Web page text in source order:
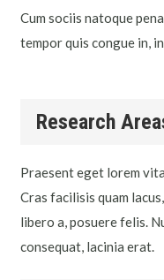
Cum sociis natoque
tempor quis congue in,
Research
Praesent eget lorem
Cras facilisis quam
libero a, posuere felis.
consequat, lacinia erat.